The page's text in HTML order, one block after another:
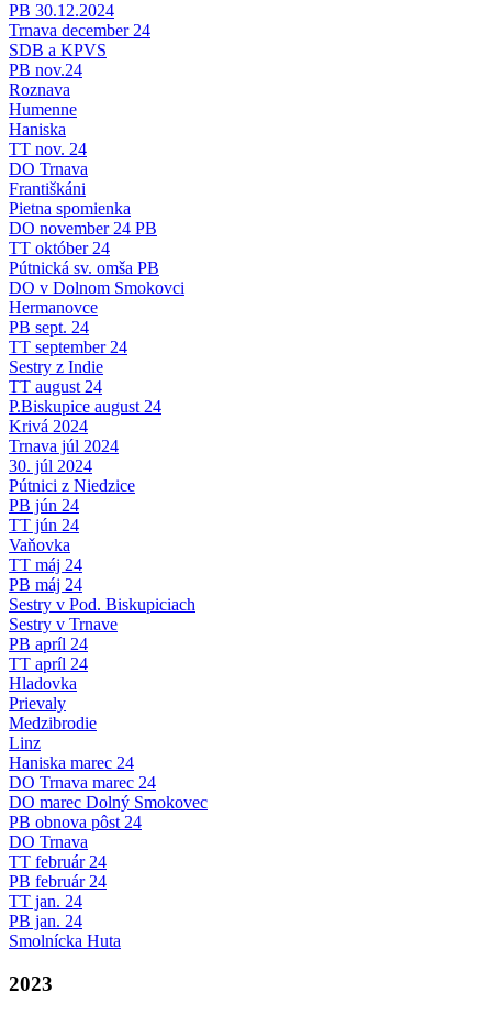
PB 30.12.2024
Trnava december 24
SDB a KPVS
PB nov.24
Roznava
Humenne
Haniska
TT nov. 24
DO Trnava
Františkáni
Pietna spomienka
DO november 24 PB
TT október 24
Pútnická sv. omša PB
DO v Dolnom Smokovci
Hermanovce
PB sept. 24
TT september 24
Sestry z Indie
TT august 24
P.Biskupice august 24
Krivá 2024
Trnava júl 2024
30. júl 2024
Pútnici z Niedzice
PB jún 24
TT jún 24
Vaňovka
TT máj 24
PB máj 24
Sestry v Pod. Biskupiciach
Sestry v Trnave
PB apríl 24
TT apríl 24
Hladovka
Prievaly
Medzibrodie
Linz
Haniska marec 24
DO Trnava marec 24
DO marec Dolný Smokovec
PB obnova pôst 24
DO Trnava
TT február 24
PB február 24
TT jan. 24
PB jan. 24
Smolnícka Huta
2023